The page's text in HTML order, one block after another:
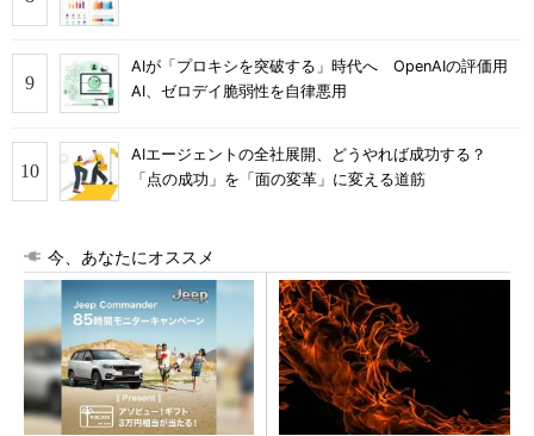
AIが「プロキシを突破する」時代へ OpenAIの評価用
AI、ゼロデイ脆弱性を自律悪用
AIエージェントの全社展開、どうやれば成功する？
「点の成功」を「面の変革」に変える道筋
今、あなたにオススメ